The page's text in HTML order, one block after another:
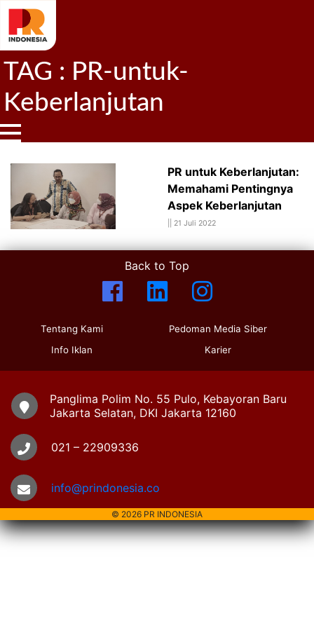
TAG : PR-untuk-
Keberlanjutan
PR untuk Keberlanjutan:
Memahami Pentingnya
Aspek Keberlanjutan
21 Juli 2022
Back to Top
Tentang Kami
Info Iklan
Pedoman Media Siber
Karier
Panglima Polim No. 55 Pulo, Kebayoran Baru
Jakarta Selatan, DKI Jakarta 12160
021 – 22909336
info@prindonesia.co
© 2026 PR INDONESIA